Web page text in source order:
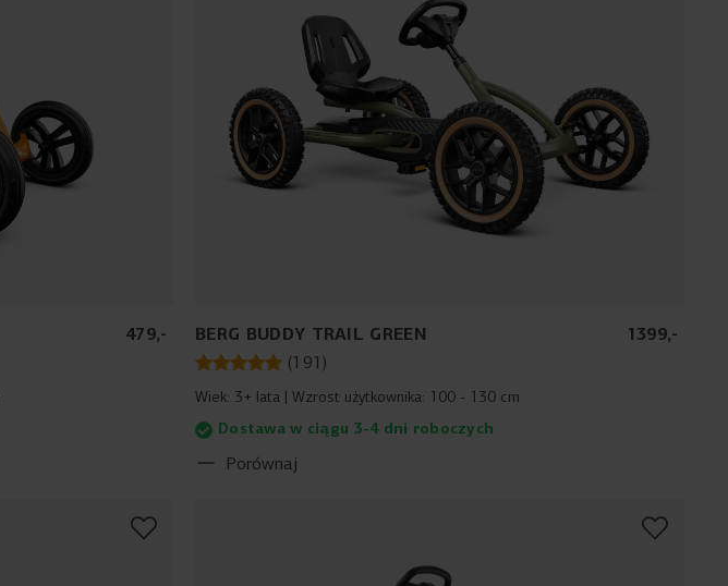
479,- BERG BUDDY TRAIL GREEN 1399,-
(191)
Wiek: 3+ lata Wzrost użytkownika: 100 - 130 cm
Dostawa w ciągu 3-4 dni roboczych
Porównaj